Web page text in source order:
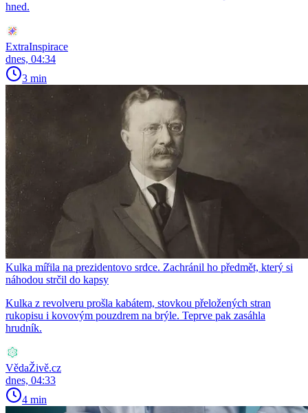
hned.
ExtraInspirace
dnes, 04:34
3 min
Kulka mířila na prezidentovo srdce. Zachránil ho předmět, který si
náhodou strčil do kapsy
Kulka z revolveru prošla kabátem, stovkou přeložených stran
rukopisu i kovovým pouzdrem na brýle. Teprve pak zasáhla
hrudník.
VědaŽivě.cz
dnes, 04:33
4 min